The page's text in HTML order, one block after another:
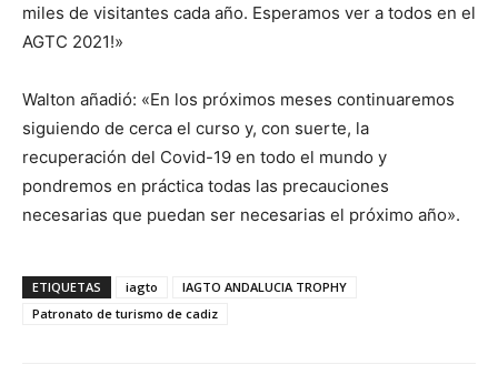
miles de visitantes cada año. Esperamos ver a todos en el
AGTC 2021!»
Walton añadió: «En los próximos meses continuaremos
siguiendo de cerca el curso y, con suerte, la
recuperación del Covid-19 en todo el mundo y
pondremos en práctica todas las precauciones
necesarias que puedan ser necesarias el próximo año».
ETIQUETAS iagto
IAGTO ANDALUCIA TROPHY
Patronato de turismo de cadiz